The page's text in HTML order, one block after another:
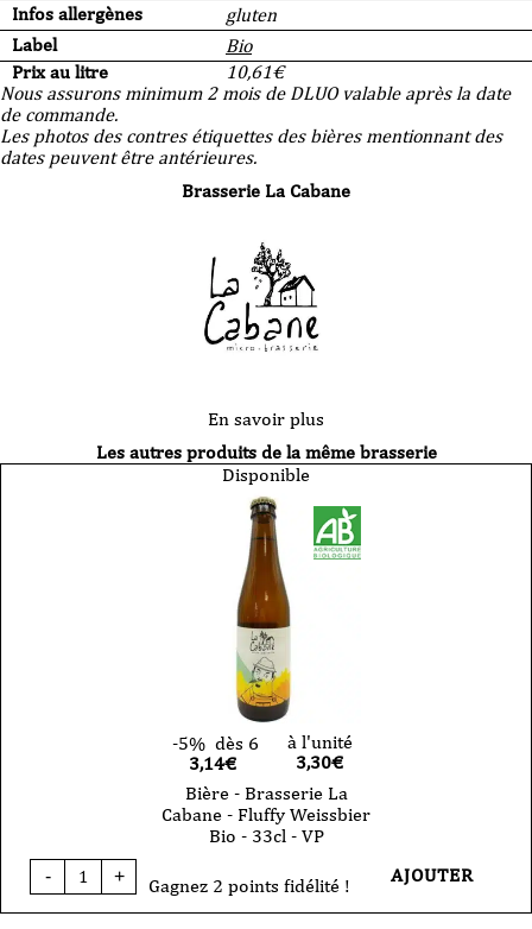
Infos allergènes
gluten
Label
Bio
Prix au litre
10,61€
Nous assurons minimum 2 mois de DLUO valable après la date
de commande.
Les photos des contres étiquettes des bières mentionnant des
dates peuvent être antérieures.
Brasserie La Cabane
En savoir plus
Les autres produits de la même brasserie
Disponible
-5% dès 6
3,14€
à l'unité
3,30€
Bière - Brasserie La
Cabane - Fluffy Weissbier
Bio - 33cl - VP
-
quantité
de
+ Gagnez 2 points fidélité ! AJOUTER